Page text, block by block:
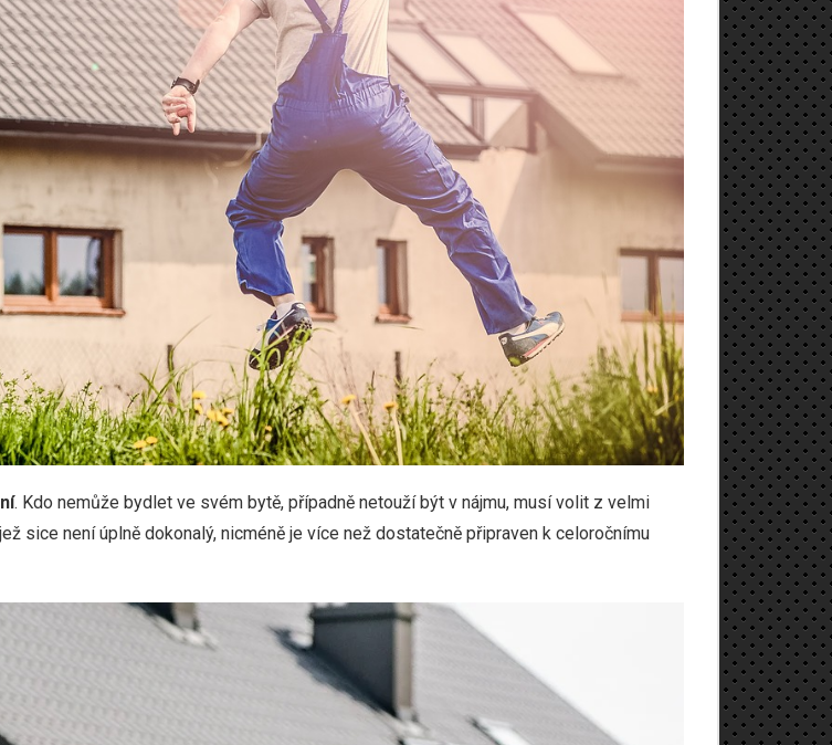
. Kdo nemůže bydlet ve svém bytě, případně netouží být v nájmu, musí volit z velmi
sice není úplně dokonalý, nicméně je více než dostatečně připraven k celoročnímu